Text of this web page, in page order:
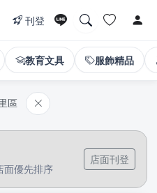
刊登
教育文具 服飾精品
區
面優先排序
店面刊登